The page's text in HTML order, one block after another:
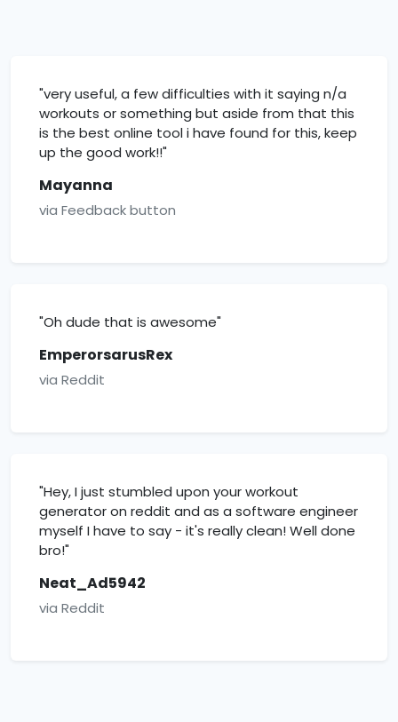
"very useful, a few difficulties with it saying n/a
workouts or something but aside from that this
is the best online tool i have found for this, keep
up the good work!!"
Mayanna
via Feedback button
"Oh dude that is awesome"
EmperorsarusRex
via Reddit
"Hey, I just stumbled upon your workout
generator on reddit and as a software engineer
myself I have to say - it's really clean! Well done
bro!"
Neat_Ad5942
via Reddit